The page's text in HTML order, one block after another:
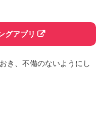
グアプリ
き、不備のないようにし